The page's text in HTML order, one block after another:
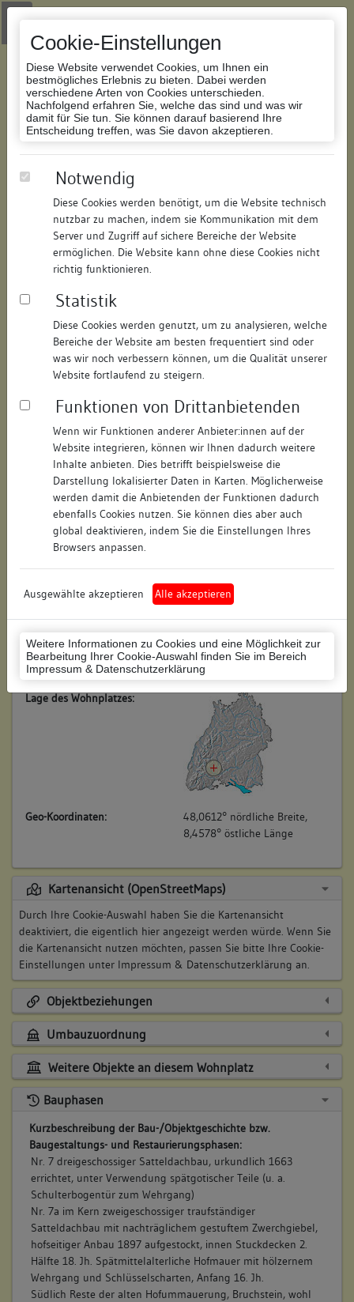
Cookie-Einstellungen
Diese Website verwendet Cookies, um Ihnen ein
bestmögliches Erlebnis zu bieten. Dabei werden
verschiedene Arten von Cookies unterschieden.
Nachfolgend erfahren Sie, welche das sind und was wir
damit für Sie tun. Sie können darauf basierend Ihre
Entscheidung treffen, was Sie davon akzeptieren.
Notwendig
Diese Cookies werden benötigt, um die Website technisch
nutzbar zu machen, indem sie Kommunikation mit dem
Server und Zugriff auf sichere Bereiche der Website
ermöglichen. Die Website kann ohne diese Cookies nicht
richtig funktionieren.
Statistik
Diese Cookies werden genutzt, um zu analysieren, welche
Bereiche der Website am besten frequentiert sind oder
was wir noch verbessern können, um die Qualität unserer
Website fortlaufend zu steigern.
Funktionen von Drittanbietenden
Wenn wir Funktionen anderer Anbieter:innen auf der
Website integrieren, können wir Ihnen dadurch weitere
Inhalte anbieten. Dies betrifft beispielsweise die
Darstellung lokalisierter Daten in Karten. Möglicherweise
werden damit die Anbietenden der Funktionen dadurch
ebenfalls Cookies nutzen. Sie können dies aber auch
global deaktivieren, indem Sie die Einstellungen Ihres
Browsers anpassen.
Ausgewählte akzeptieren Alle akzeptieren
Weitere Informationen zu Cookies und eine Möglichkeit zur
Bearbeitung Ihrer Cookie-Auswahl finden Sie im Bereich
Impressum & Datenschutzerklärung
Zur Navigation springen
Zum Inhalt der Website springen
Datenbank Bauforschung/Restaurierung
Blasien, heute Stadtverwaltung
118624995010/ Datum: 17.12.2020
Datenbestand:
Bauforschung
Objektdaten
Straße: Josefsgasse
Hausnummer: 7 + 7a
Postleitzahl: 78050
Stadt-Teilort: Villingen
Regierungsbezirk: Freiburg
Schwarzwald-Baar-Kreis
keine
Historischer Straßenname: keiner
Historische Gebäudenummer: keine
Lage des Wohnplatzes:
Geo-Koordinaten:
48,0612° nördliche Breite,
8,4578° östliche Länge
Kartenansicht (OpenStreetMaps)
Durch Ihre Cookie-Auswahl haben Sie die Kartenansicht
deaktiviert, die eigentlich hier angezeigt werden würde. Wenn Sie
die Kartenansicht nutzen möchten, passen Sie bitte Ihre Cookie-
Einstellungen unter Impressum & Datenschutzerklärung an.
Objektbeziehungen
Umbauzuordnung
Weitere Objekte an diesem Wohnplatz
Bauphasen
Kurzbeschreibung der Bau-/Objektgeschichte bzw.
Baugestaltungs- und Restaurierungsphasen:
Nr. 7 dreigeschossiger Satteldachbau, urkundlich 1663
errichtet, unter Verwendung spätgotischer Teile (u. a.
Schulterbogentür zum Wehrgang)
Nr. 7a im Kern zweigeschossiger traufständiger
Satteldachbau mit nachträglichem gestuftem Zwerchgiebel,
hofseitiger Anbau 1897 aufgestockt, innen Stuckdecken 2.
Hälfte 18. Jh. Spätmittelalterliche Hofmauer mit hölzernem
Wehrgang und Schlüsselscharten, Anfang 16. Jh.
Südlich Reste der alten Hofummauerung, Bruchstein, wohl